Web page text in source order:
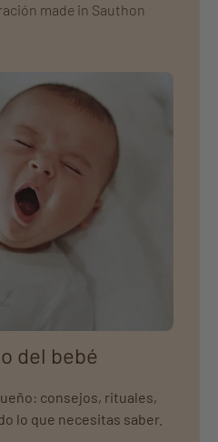
made in Sauthon
del bebé
consejos, rituales,
lo que necesitas saber.